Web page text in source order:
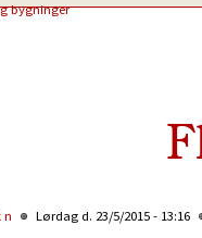
bygninger
n Lørdag d. 23/5/2015 - 13:16